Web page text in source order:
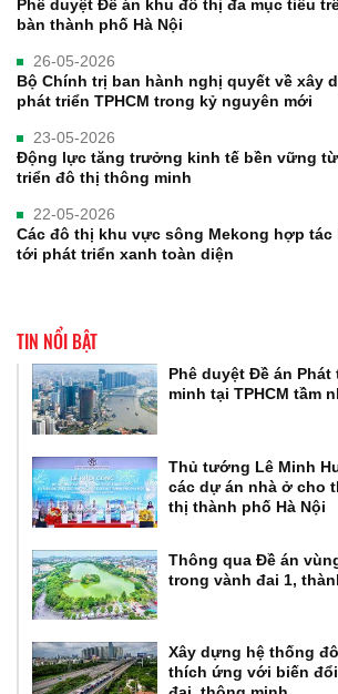
Phê duyệt Đề án khu đô thị đa mục tiêu
bàn thành phố Hà Nội
26-05-2026
Bộ Chính trị ban hành nghị quyết về xây
phát triển TPHCM trong kỷ nguyên mới
23-05-2026
Động lực tăng trưởng kinh tế bền vững
triển đô thị thông minh
22-05-2026
Các đô thị khu vực sông Mekong hợp tác
tới phát triển xanh toàn diện
TIN NỔI BẬT
Phê duyệt Đề án
minh tại TPHCM tầm
Thủ tướng Lê Minh
các dự án nhà ở cho
thị thành phố Hà Nội
Thông qua Đề án
trong vành đai 1,
Xây dựng hệ thống
thích ứng với biến